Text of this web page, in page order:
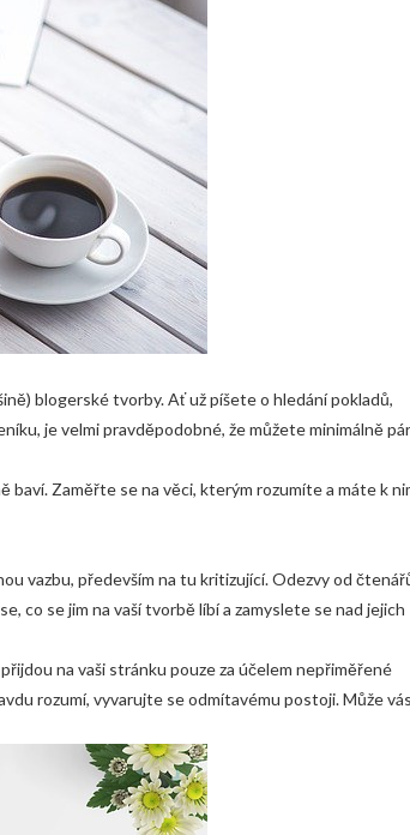
blogerské tvorby. Ať už píšete o hledání pokladů,
je velmi pravděpodobné, že můžete minimálně pár
Zaměřte se na věci, kterým rozumíte a máte k
vazbu, především na tu kritizující. Odezvy od
co se jim na vaší tvorbě líbí a zamyslete se nad jejich
na vaši stránku pouze za účelem nepřiměřené
rozumí, vyvarujte se odmítavému postoji. Může